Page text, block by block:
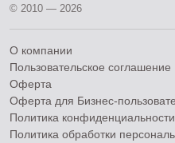
© 2010 — 2026
О компании
Пользовательское соглашение
Оферта
Оферта для Бизнес-
Политика конфиденциальности
Политика обработки